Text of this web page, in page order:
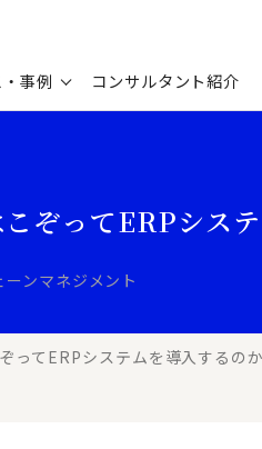
事例 コンサルタント紹介
グサービス
グ事例
ョン
解説集
籍
ぞってERPシス
ンマネジメント
ってERPシステムを導入するのか